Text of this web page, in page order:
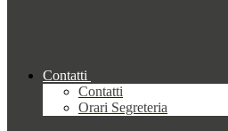
Contatti
Contatti
Orari Segreteria